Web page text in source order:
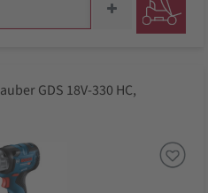
GDS 18V-330 HC,